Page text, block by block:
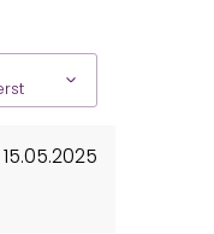
15.05.2025